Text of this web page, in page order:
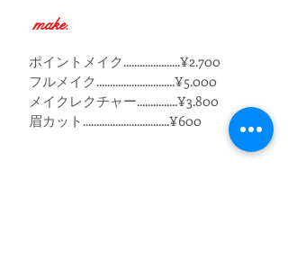
make.
ポイントメイク.....................¥2.700
フルメイク.............................¥5.000
​メイクレクチャー...............¥3.800
眉カット................................¥600